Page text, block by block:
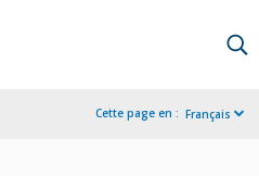
Cette page en : Français